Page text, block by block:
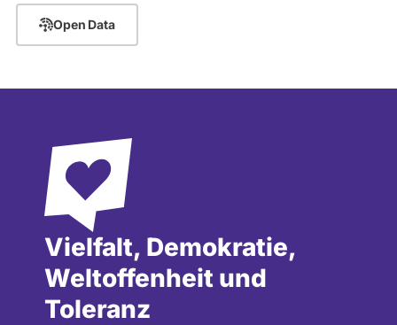
Open Data
Vielfalt, Demokratie,
Weltoffenheit und
Toleranz